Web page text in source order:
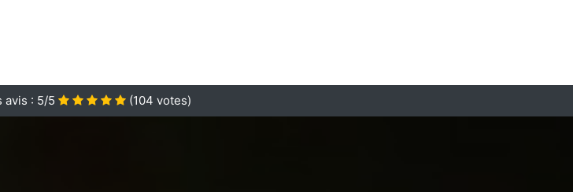
avis : 5/5 (104 votes)